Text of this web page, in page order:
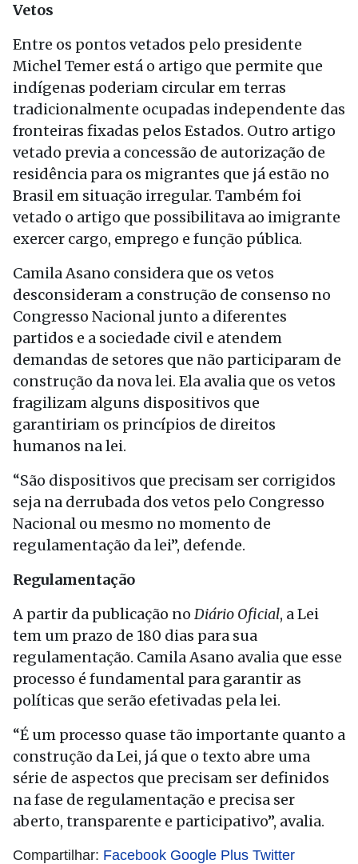
Vetos
Entre os pontos vetados pelo presidente
Michel Temer está o artigo que permite que
indígenas poderiam circular em terras
tradicionalmente ocupadas independente das
fronteiras fixadas pelos Estados. Outro artigo
vetado previa a concessão de autorização de
residência para os migrantes que já estão no
Brasil em situação irregular. Também foi
vetado o artigo que possibilitava ao imigrante
exercer cargo, emprego e função pública.
Camila Asano considera que os vetos
desconsideram a construção de consenso no
Congresso Nacional junto a diferentes
partidos e a sociedade civil e atendem
demandas de setores que não participaram de
construção da nova lei. Ela avalia que os vetos
fragilizam alguns dispositivos que
garantiriam os princípios de direitos
humanos na lei.
“São dispositivos que precisam ser corrigidos
seja na derrubada dos vetos pelo Congresso
Nacional ou mesmo no momento de
regulamentação da lei”, defende.
Regulamentação
A partir da publicação no Diário Oficial, a Lei
tem um prazo de 180 dias para sua
regulamentação. Camila Asano avalia que esse
processo é fundamental para garantir as
políticas que serão efetivadas pela lei.
“É um processo quase tão importante quanto a
construção da Lei, já que o texto abre uma
série de aspectos que precisam ser definidos
na fase de regulamentação e precisa ser
aberto, transparente e participativo”, avalia.
Compartilhar: Facebook Google Plus Twitter